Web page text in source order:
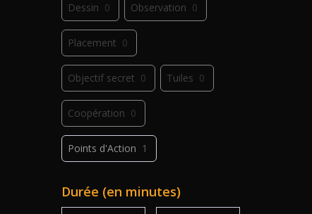
Dessin 0 Observation 0
Placement 0
Objectif secret 0 Tuiles 0
Coopération 0
Points d'Action 1
Déplacement 0
Durée (en minutes)